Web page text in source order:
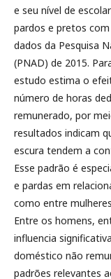
e seu nível de
pardos e pretos
dados da Pesquisa
(PNAD) de 2015.
estudo estima o
número de horas
remunerado, por
resultados indicam
escura tendem a
Esse padrão é
e pardas em
como entre
Entre os homens,
influencia
doméstico não
padrões relevantes